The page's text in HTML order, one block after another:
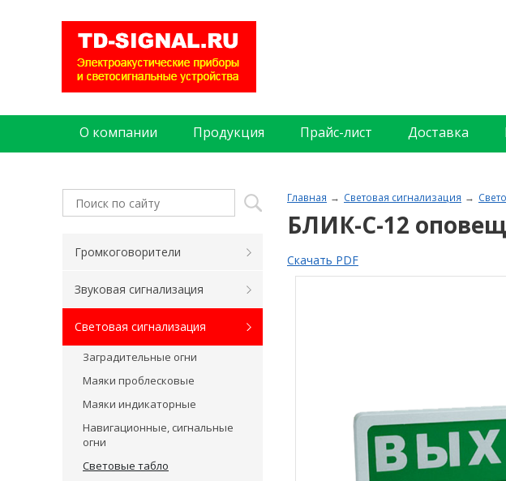
О компании Продукция Прайс-лист Доставка
Главная Световая сигнализация
БЛИК-С-12
Скачать PDF
Громкоговорители
Звуковая сигнализация
Световая сигнализация
Заградительные огни
Маяки проблесковые
Маяки индикаторные
Навигационные, сигнальные
огни
Световые табло